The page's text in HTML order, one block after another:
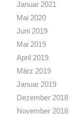
Januar 2021
Mai 2020
Juni 2019
Mai 2019
April 2019
März 2019
Januar 2019
Dezember 2018
November 2018